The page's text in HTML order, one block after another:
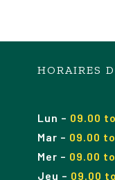
HORAIRES
Lun – 09.00
Mar – 09.00
Mer – 09.00
Jeu – 09.00